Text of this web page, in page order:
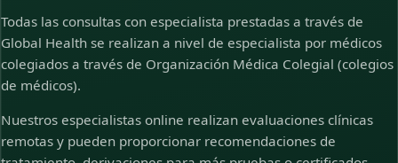
Todas las consultas con especialista prestadas a través de
Global Health se realizan a nivel de especialista por médicos
colegiados a través de Organización Médica Colegial (colegios
de médicos).
Nuestros especialistas online realizan evaluaciones clínicas
remotas y pueden proporcionar recomendaciones de